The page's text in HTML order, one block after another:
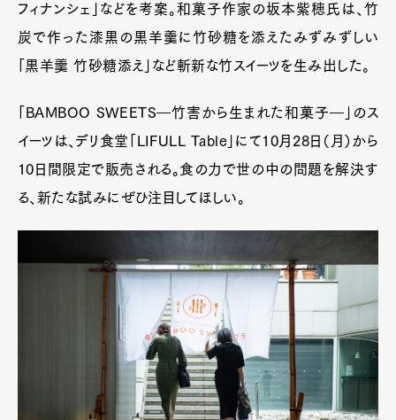
フィナンシェ」などを考案。和菓子作家の坂本紫穂氏は、竹
炭で作った漆黒の黒羊羹に竹砂糖を添えたみずみずしい
「黒羊羹 竹砂糖添え」など斬新な竹スイーツを生み出した。
「BAMBOO SWEETS―竹害から生まれた和菓子―」のス
イーツは、デリ食堂「LIFULL Table」にて10月28日（月）から
10日間限定で販売される。食の力で世の中の問題を解決す
る、新たな試みにぜひ注目してほしい。